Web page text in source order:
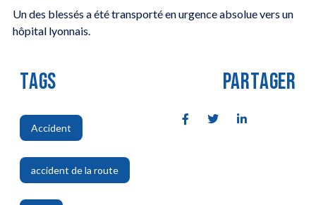
Un des blessés a été transporté en urgence absolue vers un
hôpital lyonnais.
TAGS
Accident
,
accident de la route
,
PARTAGER